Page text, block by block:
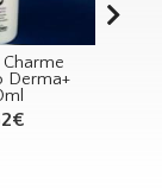
RECORD
Con